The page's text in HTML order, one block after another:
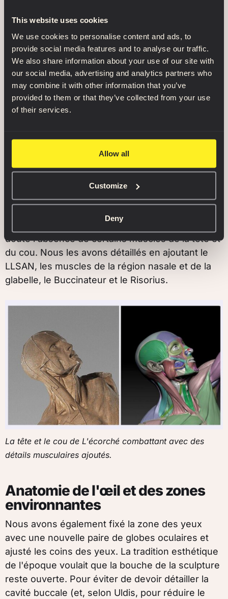
This website uses cookies
We use cookies to personalise content and ads, to
provide social media features and to analyse our traffic.
We also share information about your use of our site with
our social media, advertising and analytics partners who
may combine it with other information that you’ve
provided to them or that they’ve collected from your use
of their services.
Allow all
Customize
Deny
La géométrie de base et les muscles étant pris
de le comparer à des exemples d'anatomie
réelle. Notre équipe a comparé l'anatomie du
modèle 3D à des données radiologiques
provenant de CTs, CTAs, MRIs ainsi qu'à des
images provenant de dissections de cadavres.
Ce travail n'a fait que confirmer l'exactitude de
Muscles de la tête et du cou
ajoutés
Cependant, nous avons apporté quelques ajouts
remarquable dans l'original de Caudron est sans
doute l'absence de certains muscles de la tête et
du cou. Nous les avons détaillés en ajoutant le
LLSAN, les muscles de la région nasale et de la
glabelle, le Buccinateur et le Risorius.
La tête et le cou de L'écorché combattant avec des
détails musculaires ajoutés.
Anatomie de l'œil et des zones
environnantes
Nous avons également fixé la zone des yeux
avec une nouvelle paire de globes oculaires et
ajusté les coins des yeux. La tradition esthétique
de l'époque voulait que la bouche de la sculpture
reste ouverte. Pour éviter de devoir détailler la
cavité buccale (et, selon Uldis, pour réduire le